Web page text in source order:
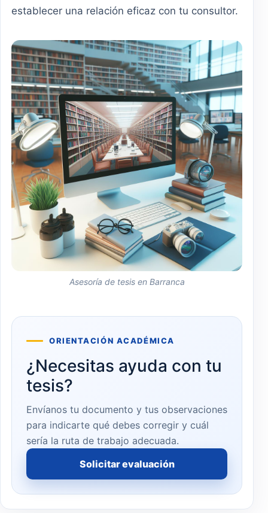
establecer una relación eficaz con tu consultor.
Asesoría de tesis en Barranca
ORIENTACIÓN ACADÉMICA
¿Necesitas ayuda con tu
tesis?
Envíanos tu documento y tus observaciones
para indicarte qué debes corregir y cuál
sería la ruta de trabajo adecuada.
Solicitar evaluación